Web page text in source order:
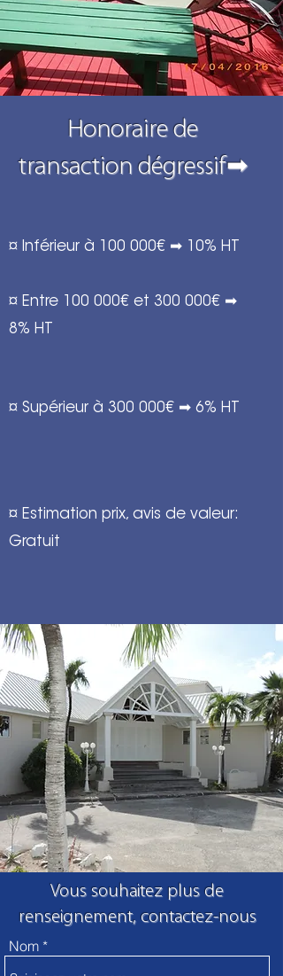
Honoraire de
transaction dégressif➡
¤ Inférieur à 100 000€ ➡ 10% HT
¤ Entre 100 000€ et 300 000€ ➡
8% HT
¤ Supérieur à 300 000€ ➡ 6% HT
¤ Estimation prix, avis de valeur:
Gratuit
Vous souhaitez plus de
renseignement, contactez-nous
Nom